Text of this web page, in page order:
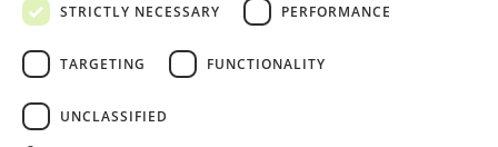
Grupos y eventos
Servicio educativo
Libro de reclamaciones
STRICTLY NECESSARY
PERFORMANCE
TARGETING FUNCTIONALITY
UNCLASSIFIED